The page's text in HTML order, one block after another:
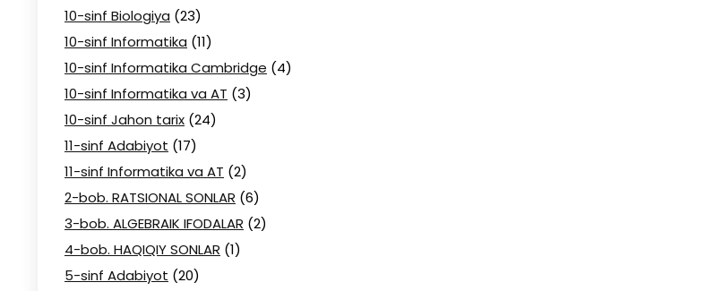
10-sinf Biologiya (23)
10-sinf Informatika (11)
10-sinf Informatika Cambridge (4)
10-sinf Informatika va AT (3)
10-sinf Jahon tarix (24)
11-sinf Adabiyot (17)
11-sinf Informatika va AT (2)
2-bob. RATSIONAL SONLAR (6)
3-bob. ALGEBRAIK IFODALAR (2)
4-bob. HAQIQIY SONLAR (1)
5-sinf Adabiyot (20)